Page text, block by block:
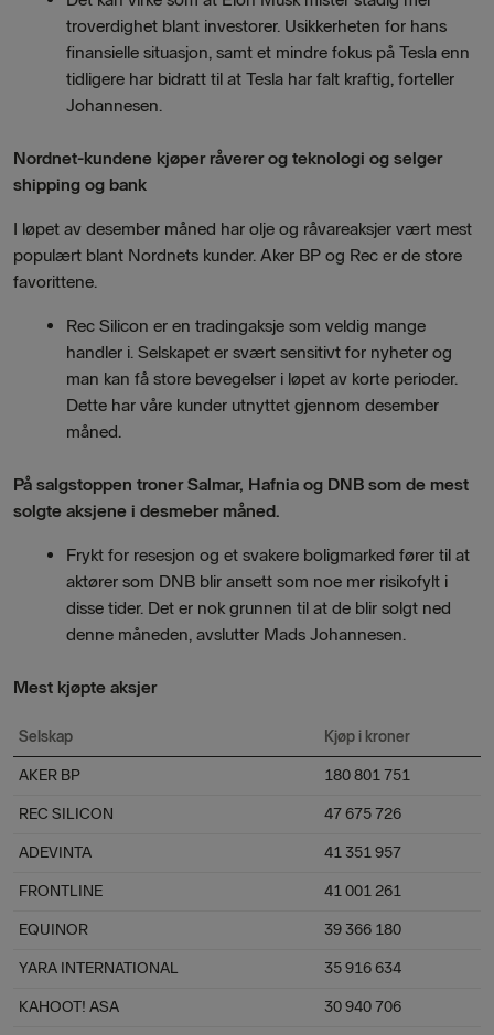
troverdighet blant investorer. Usikkerheten for hans
finansielle situasjon, samt et mindre fokus på Tesla enn
tidligere har bidratt til at Tesla har falt kraftig, forteller
Johannesen.
Nordnet-kundene kjøper råverer og teknologi og selger
shipping og bank
I løpet av desember måned har olje og råvareaksjer vært mest
populært blant Nordnets kunder. Aker BP og Rec er de store
favorittene.
Rec Silicon er en tradingaksje som veldig mange
handler i. Selskapet er svært sensitivt for nyheter og
man kan få store bevegelser i løpet av korte perioder.
Dette har våre kunder utnyttet gjennom desember
måned.
På salgstoppen troner Salmar, Hafnia og DNB som de mest
solgte aksjene i desmeber måned.
Frykt for resesjon og et svakere boligmarked fører til at
aktører som DNB blir ansett som noe mer risikofylt i
disse tider. Det er nok grunnen til at de blir solgt ned
denne måneden, avslutter Mads Johannesen.
Mest kjøpte aksjer
Selskap Kjøp i kroner
AKER BP 180 801 751
REC SILICON 47 675 726
ADEVINTA 41 351 957
FRONTLINE 41 001 261
EQUINOR 39 366 180
YARA INTERNATIONAL 35 916 634
KAHOOT! ASA 30 940 706